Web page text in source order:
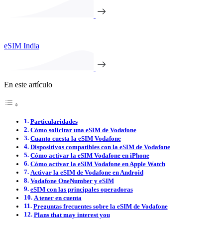
eSIM India
En este artículo
Particularidades
Cómo solicitar una eSIM de Vodafone
Cuanto cuesta la eSIM Vodafone
Dispositivos compatibles con la eSIM de Vodafone
Cómo activar la eSIM Vodafone en iPhone
Cómo activar la eSIM Vodafone en Apple Watch
Activar la eSIM de Vodafone en Android
Vodafone OneNumber y eSIM
eSIM con las principales operadoras
A tener en cuenta
Preguntas frecuentes sobre la eSIM de Vodafone
Plans that may interest you